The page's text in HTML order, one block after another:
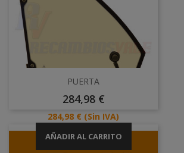
PUERTA
Precio
284,98 €
Precio
284,98 € (Sin IVA)
AÑADIR AL CARRITO